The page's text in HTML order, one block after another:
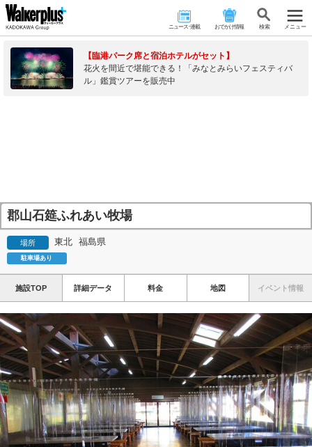
ニュース･連載 おでかけ情報 検 索 メニュー
【臨港パーク席と宿泊ホテルがセット】
花火を間近で堪能できる！「みなとみらいフェスティバ
ル」鑑賞ツアーを販売中
郡山石筵ふれあい牧場
場所 東北 福島県
駐車場あり
施設TOP 詳細データ 料金 地図 イベント情報